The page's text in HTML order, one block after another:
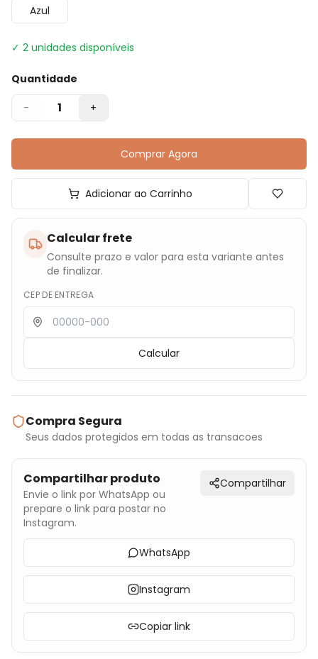
Azul
✓ 2 unidades disponíveis
Quantidade
- 1 +
Comprar Agora
Adicionar ao Carrinho
Calcular frete
Consulte prazo e valor para esta variante antes
de finalizar.
CEP DE ENTREGA
Calcular
Compra Segura
Seus dados protegidos em todas as transacoes
Compartilhar produto
Envie o link por WhatsApp ou
prepare o link para postar no
Instagram.
Compartilhar
WhatsApp
Instagram
Copiar link